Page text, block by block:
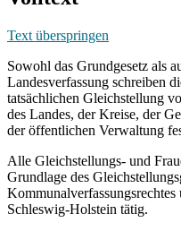
Text überspringen
Sowohl das Grundgesetz als
Landesverfassung schreiben
tatsächlichen Gleichstellung
des Landes, der Kreise, der
der öffentlichen Verwaltung
Alle Gleichstellungs- und
Grundlage des
Kommunalverfassungsrechtes
Schleswig-Holstein tätig.